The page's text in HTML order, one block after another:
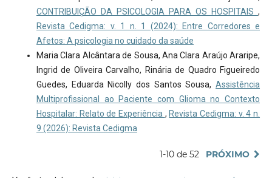
CONTRIBUIÇÃO DA PSICOLOGIA PARA OS HOSPITAIS,
Revista Cedigma: v. 1 n. 1 (2024): Entre Corredores e
Afetos: A psicologia no cuidado da saúde
Maria Clara Alcântara de Sousa, Ana Clara Araújo Araripe,
Ingrid de Oliveira Carvalho, Rinária de Quadro Figueiredo
Guedes, Eduarda Nicolly dos Santos Sousa,Assistência
Multiprofissional ao Paciente com Glioma no Contexto
Hospitalar: Relato de Experiência , Revista Cedigma: v. 4 n.
9 (2026): Revista Cedigma
1-10 de 52 PRÓXIMO